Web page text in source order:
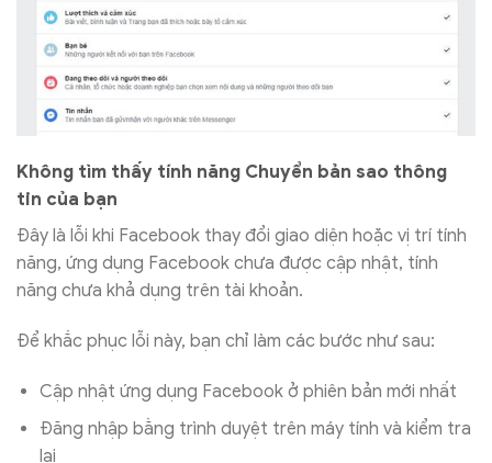
Không tìm thấy tính năng Chuyển bản sao thông
tin của bạn
Đây là lỗi khi Facebook thay đổi giao diện hoặc vị trí tính
năng, ứng dụng Facebook chưa được cập nhật, tính
năng chưa khả dụng trên tài khoản.
Để khắc phục lỗi này, bạn chỉ làm các bước như sau:
Cập nhật ứng dụng Facebook ở phiên bản mới nhất
Đăng nhập bằng trình duyệt trên máy tính và kiểm tra
lại